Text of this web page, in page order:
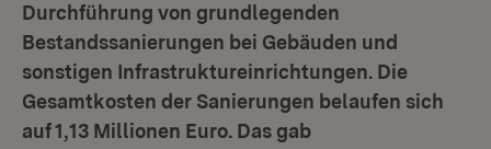
Durchführung von grundlegenden
Bestandssanierungen bei Gebäuden und
sonstigen Infrastruktureinrichtungen. Die
Gesamtkosten der Sanierungen belaufen sich
auf 1,13 Millionen Euro. Das gab